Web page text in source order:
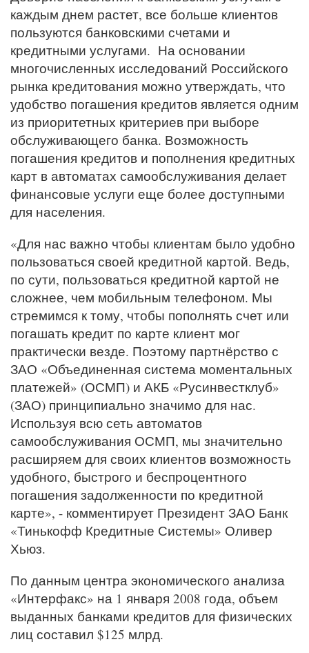
каждым днем растет, все больше клиентов
пользуются банковскими счетами и
кредитными услугами. На основании
многочисленных исследований Российского
рынка кредитования можно утверждать, что
удобство погашения кредитов является одним
из приоритетных критериев при выборе
обслуживающего банка. Возможность
погашения кредитов и пополнения кредитных
карт в автоматах самообслуживания делает
финансовые услуги еще более доступными
для населения.
«Для нас важно чтобы клиентам было удобно
пользоваться своей кредитной картой. Ведь,
по сути, пользоваться кредитной картой не
сложнее, чем мобильным телефоном. Мы
стремимся к тому, чтобы пополнять счет или
погашать кредит по карте клиент мог
практически везде. Поэтому партнёрство с
ЗАО «Объединенная система моментальных
платежей» (ОСМП) и АКБ «Русинвестклуб»
(ЗАО) принципиально значимо для нас.
Используя всю сеть автоматов
самообслуживания ОСМП, мы значительно
расширяем для своих клиентов возможность
удобного, быстрого и беспроцентного
погашения задолженности по кредитной
карте», - комментирует Президент ЗАО Банк
«Тинькофф Кредитные Системы» Оливер
Хьюз.
По данным центра экономического анализа
«Интерфакс» на 1 января 2008 года, объем
выданных банками кредитов для физических
лиц составил $125 млрд.